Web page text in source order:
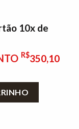
10x de
R$350,10